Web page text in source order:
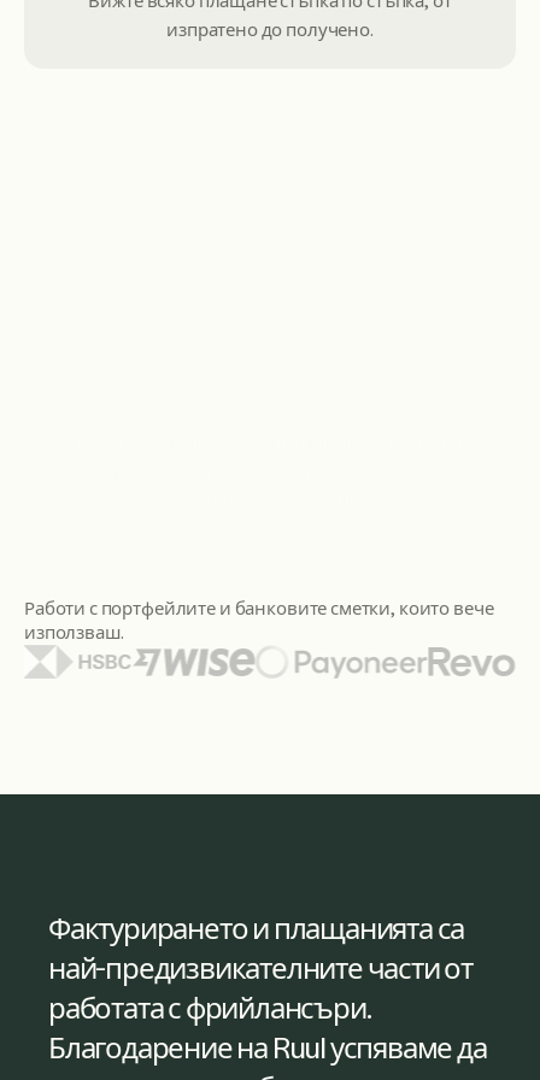
изпратено до получено.
Работи с портфейлите и банковите сметки, които вече
използваш.
Ruul ми даде лесен достъп до
фактурите на фрийлансърите и да
обработвам плащанията
ефективно. Също така съм много
Фактурирането и плащанията са
най-предизвикателните части от
работата с фрийлансъри.
Благодарение на Ruul успяваме да